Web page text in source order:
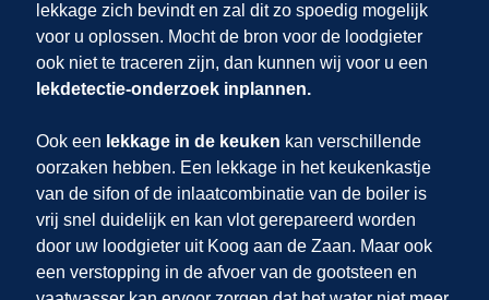
lekkage zich bevindt en zal dit zo spoedig mogelijk
voor u oplossen. Mocht de bron voor de loodgieter
ook niet te traceren zijn, dan kunnen wij voor u een
lekdetectie-onderzoek inplannen.
Ook een lekkage in de keuken kan verschillende
oorzaken hebben. Een lekkage in het keukenkastje
van de sifon of de inlaatcombinatie van de boiler is
vrij snel duidelijk en kan vlot gerepareerd worden
door uw loodgieter uit Koog aan de Zaan. Maar ook
een verstopping in de afvoer van de gootsteen en